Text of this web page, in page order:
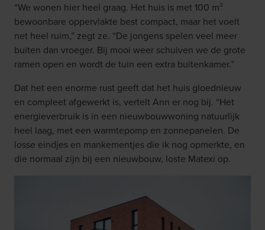
“We wonen hier heel graag. Het huis is met 100 m²
bewoonbare oppervlakte best compact, maar het voelt
net heel ruim,” zegt ze. “De jongens spelen veel meer
buiten dan vroeger. Bij mooi weer schuiven we de grote
ramen open en wordt de tuin een extra buitenkamer.”
Dat het een enorme rust geeft dat het huis gloednieuw
en compleet afgewerkt is, vertelt Ann er nog bij. “Het
energieverbruik is in een nieuwbouwwoning natuurlijk
heel laag, met een warmtepomp en zonnepanelen. De
losse eindjes en mankementjes die ik nog opmerkte, en
die normaal zijn bij een nieuwbouw, loste Matexi op.